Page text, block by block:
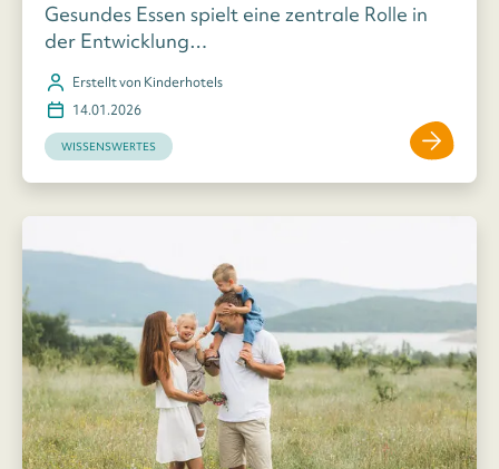
Gesundes Essen spielt eine zentrale Rolle in
der Entwicklung…
Erstellt von Kinderhotels
14.01.2026
WISSENSWERTES